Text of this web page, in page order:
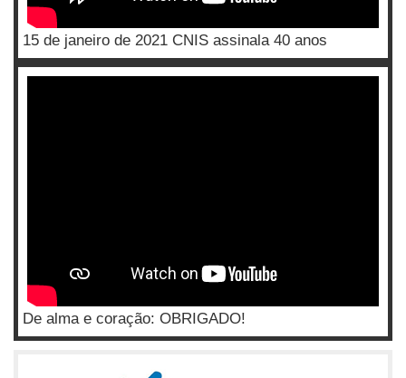
15 de janeiro de 2021 CNIS assinala 40 anos
De alma e coração: OBRIGADO!